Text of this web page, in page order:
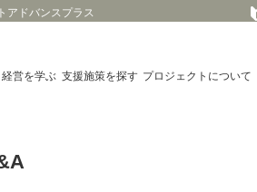
アドバンスプラス
経営を学ぶ 支援施策を探す プロジェクト について